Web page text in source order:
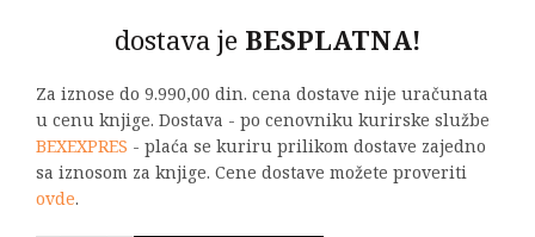
dostava je BESPLATNA!
Za iznose do 9.990,00 din. cena dostave nije uračunata
u cenu knjige. Dostava - po cenovniku kurirske službe
BEXEXPRES - plaća se kuriru prilikom dostave zajedno
sa iznosom za knjige. Cene dostave možete proveriti
ovde.